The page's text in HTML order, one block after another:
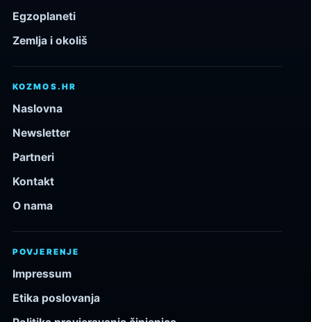
Egzoplaneti
Zemlja i okoliš
KOZMOS.HR
Naslovna
Newsletter
Partneri
Kontakt
O nama
POVJERENJE
Impressum
Etika poslovanja